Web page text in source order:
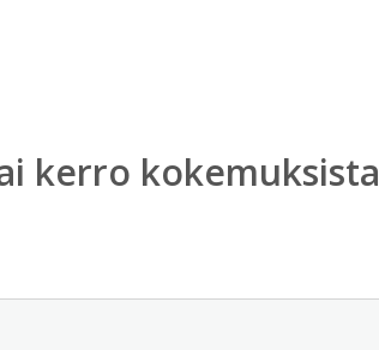
kerro kokemuksista